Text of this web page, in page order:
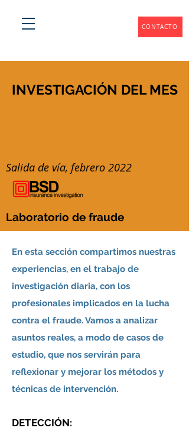
CONTACTO
INVESTIGACIÓN DEL MES
Salida de vía, febrero 2022
Laboratorio de fraude
En esta sección compartimos nuestras
experiencias, en el trabajo de
investigación diaria, con los
profesionales implicados en la lucha
contra el fraude. Vamos a analizar
asuntos reales, a modo de casos de
estudio, que nos servirán para
reflexionar y mejorar los métodos y
técnicas de intervención.
DETECCIÓN: